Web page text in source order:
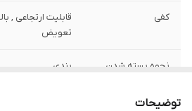
کفی
قابلیت ارتجاعی ,
تعویض
نحوه بسته شدن
بندی
توضیحات